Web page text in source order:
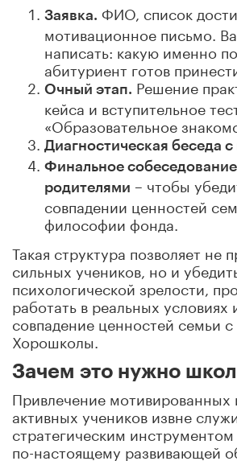
Заявка. ФИО, список
мотивационное письмо.
написать: какую именно
абитуриент готов
Очный этап. Решение
кейса и вступительное
«Образовательное
Диагностическая беседа
Финальное
родителями – чтобы
совпадении ценностей
философии фонда.
Такая структура позволяет не
сильных учеников, но и
психологической зрелости,
работать в реальных условиях
совпадение ценностей семьи
Хорошколы.
Зачем это нужно
Привлечение мотивированных
активных учеников извне
стратегическим
по-настоящему развивающей